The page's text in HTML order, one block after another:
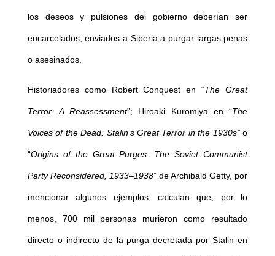
los deseos y pulsiones del gobierno deberían ser
encarcelados, enviados a Siberia a purgar largas penas
o asesinados.
Historiadores como Robert Conquest en “The Great
Terror: A Reassessment”; Hiroaki Kuromiya en “The
Voices of the Dead: Stalin’s Great Terror in the 1930s”o
“Origins of the Great Purges: The Soviet Communist
Party Reconsidered, 1933–1938” de Archibald Getty, por
mencionar algunos ejemplos, calculan que, por lo
menos, 700 mil personas murieron como resultado
directo o indirecto de la purga decretada por Stalin en